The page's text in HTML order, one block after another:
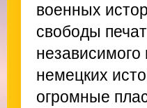
военных
свободы
немецких
огромные